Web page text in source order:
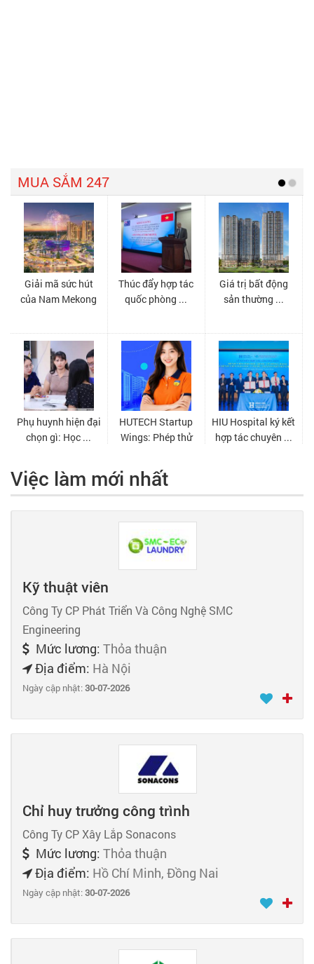
Việc làm mới nhất
Kỹ thuật viên
Công Ty CP Phát Triển Và Công Nghệ SMC
Engineering
Mức lương: Thỏa thuận
Địa điểm: Hà Nội
Ngày cập nhật:30-07-2026
Chỉ huy trưởng công trình
Công Ty CP Xây Lắp Sonacons
Mức lương: Thỏa thuận
Địa điểm: Hồ Chí Minh, Đồng Nai
Ngày cập nhật:30-07-2026